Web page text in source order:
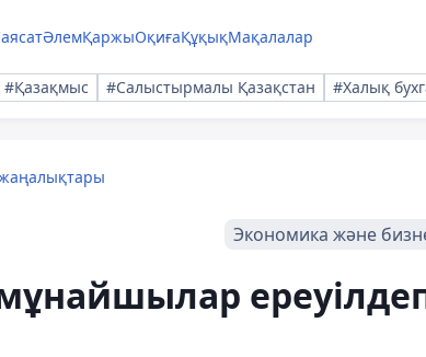
ӘлемҚаржыОқиғаҚұқықМақалалар
#Қазақмыс #Салыстырмалы Қазақстан #Халық
Экономика және